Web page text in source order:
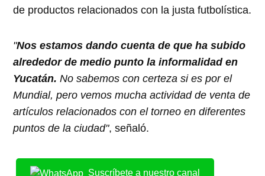
de productos relacionados con la justa futbolística.
"Nos estamos dando cuenta de que ha subido
alrededor de medio punto la informalidad en
Yucatán. No sabemos con certeza si es por el
Mundial, pero vemos mucha actividad de venta de
artículos relacionados con el torneo en diferentes
puntos de la ciudad", señaló.
Suscríbete a nuestro canal